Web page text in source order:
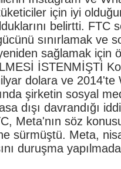
için iyi
belirtti. FTC
sınırlamak ve
sağlamak için
İSTENMİŞTİ
dolara ve 2014'te
şirketin sosyal
dışı davrandığı
Meta'nın söz
sürmüştü. Meta,
duruşma